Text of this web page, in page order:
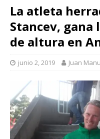
La atleta
Stancev, gana
de altura en
junio 2, 2019 Juan